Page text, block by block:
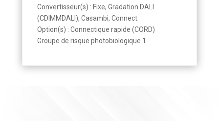
Convertisseur(s) : Fixe, Gradation DALI
(CDIMMDALI), Casambi, Connect
Option(s) : Connectique rapide (CORD)
Groupe de risque photobiologique 1